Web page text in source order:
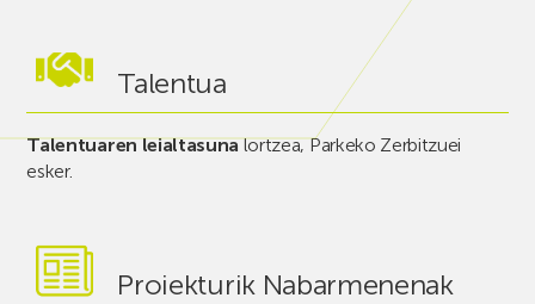
Talentua
Talentuaren leialtasunalortzea, Parkeko Zerbitzuei
esker.
Proiekturik Nabarmenenak